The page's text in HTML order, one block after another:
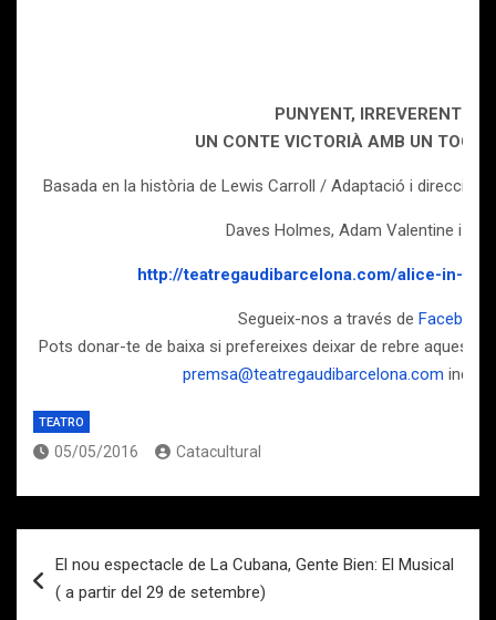
PUNYENT, IRREVERENT I
UN CONTE VICTORIÀ AMB UN TOC
Basada en la història de Lewis Carroll / Adaptació i direcció:
Daves Holmes, Adam Valentine i
http://teatregaudibarcelona.com/alice-in-
Segueix-nos a través de Facebook
Pots donar-te de baixa si prefereixes deixar de rebre aquests
premsa@teatregaudibarcelona.com
TEATRO
05/05/2016 Catacultural
de
El nou espectacle de La Cubana, Gente Bien: El Musical
( a partir del 29 de setembre)